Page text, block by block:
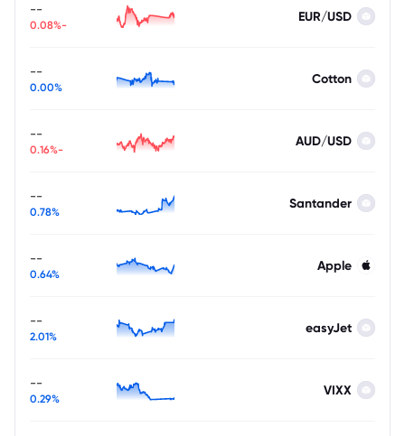
EUR/USD
--
-0.08%
Cotton
--
0.00%
AUD/USD
--
-0.16%
Santander
--
0.78%
Apple
--
0.64%
easyJet
--
2.01%
VIXX
--
0.29%